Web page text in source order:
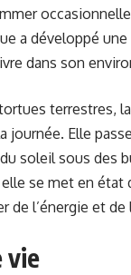
a développé
dans son
terrestres,
journée. Elle
soleil sous des
se met en état
de l’énergie et de
vie